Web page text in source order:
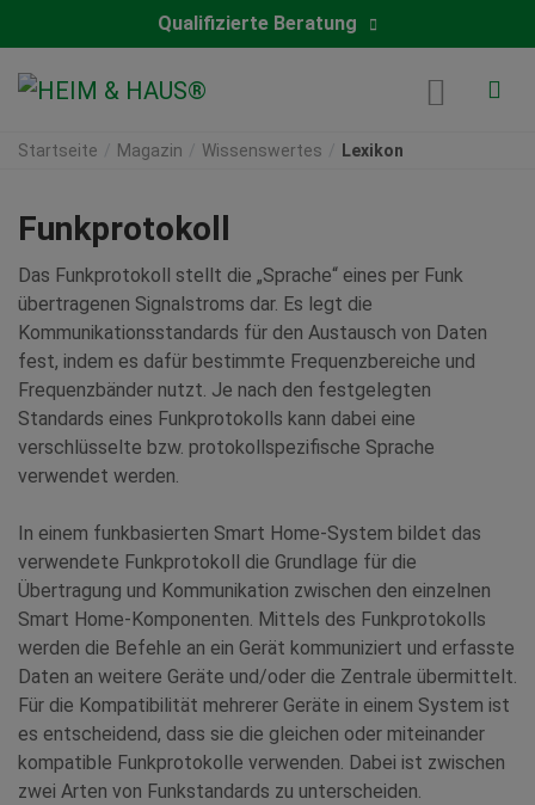
Qualifizierte Beratung
Startseite Magazin Wissenswertes Lexikon
Funkprotokoll
Das Funkprotokoll stellt die „Sprache“ eines per Funk
übertragenen Signalstroms dar. Es legt die
Kommunikationsstandards für den Austausch von Daten
fest, indem es dafür bestimmte Frequenzbereiche und
Frequenzbänder nutzt. Je nach den festgelegten
Standards eines Funkprotokolls kann dabei eine
verschlüsselte bzw. protokollspezifische Sprache
verwendet werden.
In einem funkbasierten Smart Home-System bildet das
verwendete Funkprotokoll die Grundlage für die
Übertragung und Kommunikation zwischen den einzelnen
Smart Home-Komponenten. Mittels des Funkprotokolls
werden die Befehle an ein Gerät kommuniziert und erfasste
Daten an weitere Geräte und/oder die Zentrale übermittelt.
Für die Kompatibilität mehrerer Geräte in einem System ist
es entscheidend, dass sie die gleichen oder miteinander
kompatible Funkprotokolle verwenden. Dabei ist zwischen
zwei Arten von Funkstandards zu unterscheiden.